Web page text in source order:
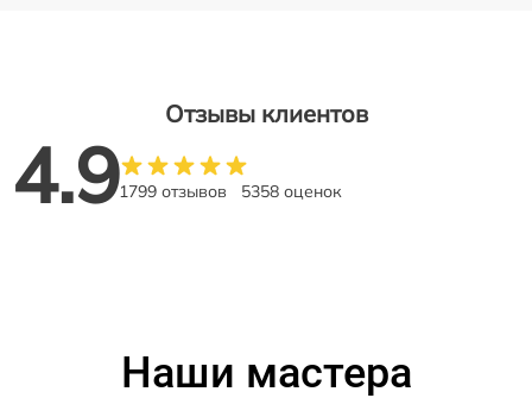
Отзывы клиентов
4.91799 отзывов 5358 оценок
Наши мастера